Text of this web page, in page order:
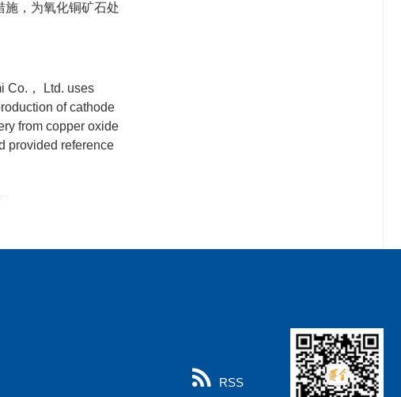
施，为氧化铜矿石处
Co.， Ltd. uses
of cathode
from copper oxide
provided reference
RSS